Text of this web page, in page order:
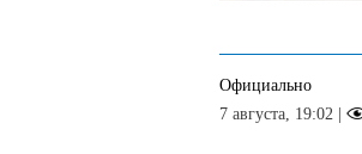
Официально
7 августа, 19:02 |